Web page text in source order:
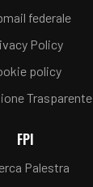
federale
Policy
policy
Trasparente
FPI
Palestra